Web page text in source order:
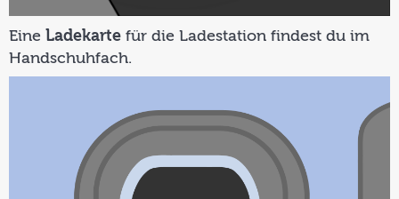
Eine Ladekarte für die Ladestation findest du im
Handschuhfach.